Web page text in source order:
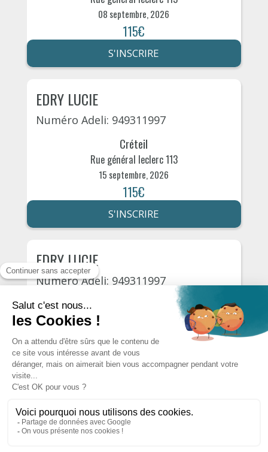
08 septembre, 2026
115€
S'INSCRIRE
EDRY LUCIE
Numéro Adeli: 949311997
Créteil
Rue général leclerc 113
15 septembre, 2026
115€
S'INSCRIRE
EDRY LUCIE
Numéro Adeli: 949311997
Rue général leclerc 113
115€
Autres psychologues du département